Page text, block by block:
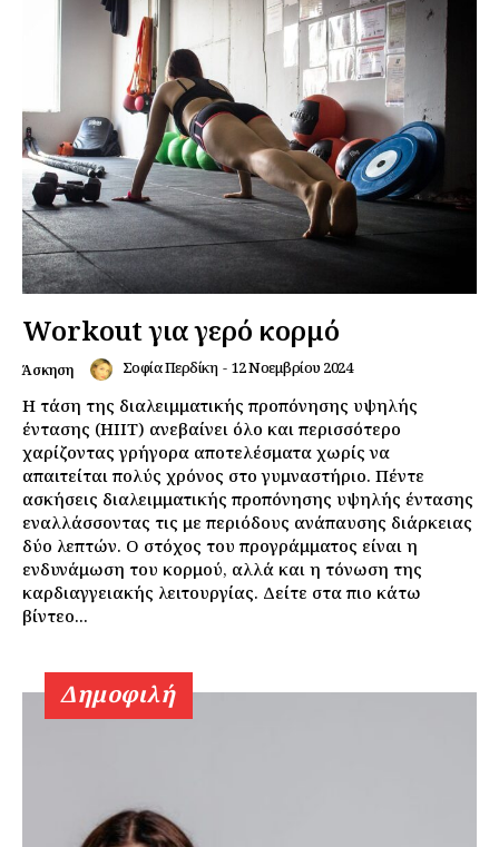
Workout για γερό κορμό
Άσκηση Σοφία Περδίκη - 12 Νοεμβρίου 2024
Η τάση της διαλειμματικής προπόνησης υψηλής
έντασης (HIIT) ανεβαίνει όλο και περισσότερο
χαρίζοντας γρήγορα αποτελέσματα χωρίς να
απαιτείται πολύς χρόνος στο γυμναστήριο. Πέντε
ασκήσεις διαλειμματικής προπόνησης υψηλής έντασης
εναλλάσσοντας τις με περιόδους ανάπαυσης διάρκειας
δύο λεπτών. O στόχος του προγράμματος είναι η
ενδυνάμωση του κορμού, αλλά και η τόνωση της
καρδιαγγειακής λειτουργίας. Δείτε στα πιο κάτω
βίντεο...
Δημοφιλή